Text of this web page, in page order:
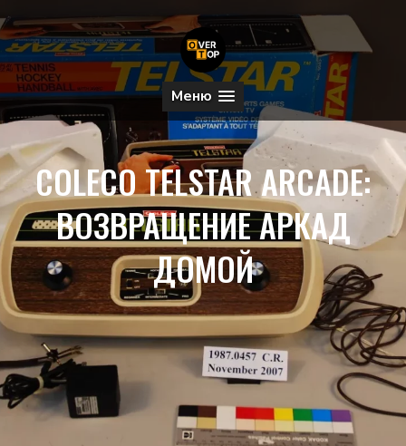
Меню
COLECO TELSTAR ARCADE:
ВОЗВРАЩЕНИЕ АРКАД
ДОМОЙ